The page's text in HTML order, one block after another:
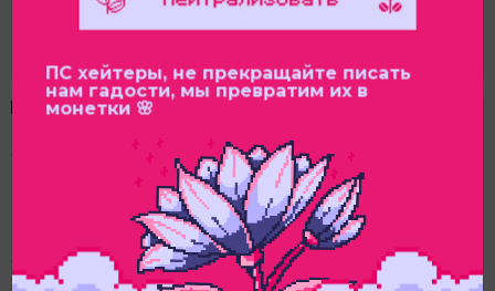
Ведь «пока люди будут резать животных, они
веганский мир! 🙂
💌 я хочу застать россию, гордящуюся своим
чтобы власти не мешали реставриковать
исторические здания, чтобы больше денег
выделялось не на войны, а на консервацию или
реставрацию памятников культуры. не только
древнерусских — а всех народов, которые
останутся. я хочу, чтобы каждый россиянин
ПС хейтеры, не прекращайте писать
нам гадости, мы превратим их в
монетки 🌸